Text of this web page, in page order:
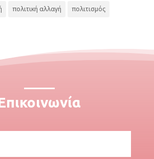
πολιτική αλλαγή πολιτισμός